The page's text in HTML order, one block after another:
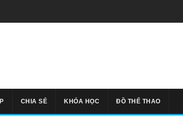
CHIA SẺ KHÓA HỌC ĐỒ THỂ THAO